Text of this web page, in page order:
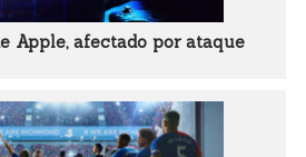
Apple, afectado por ataque